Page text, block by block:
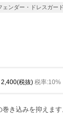
ェンダー・ドレスガード
2,400(税抜) 税率:10%
き込みを抑えま